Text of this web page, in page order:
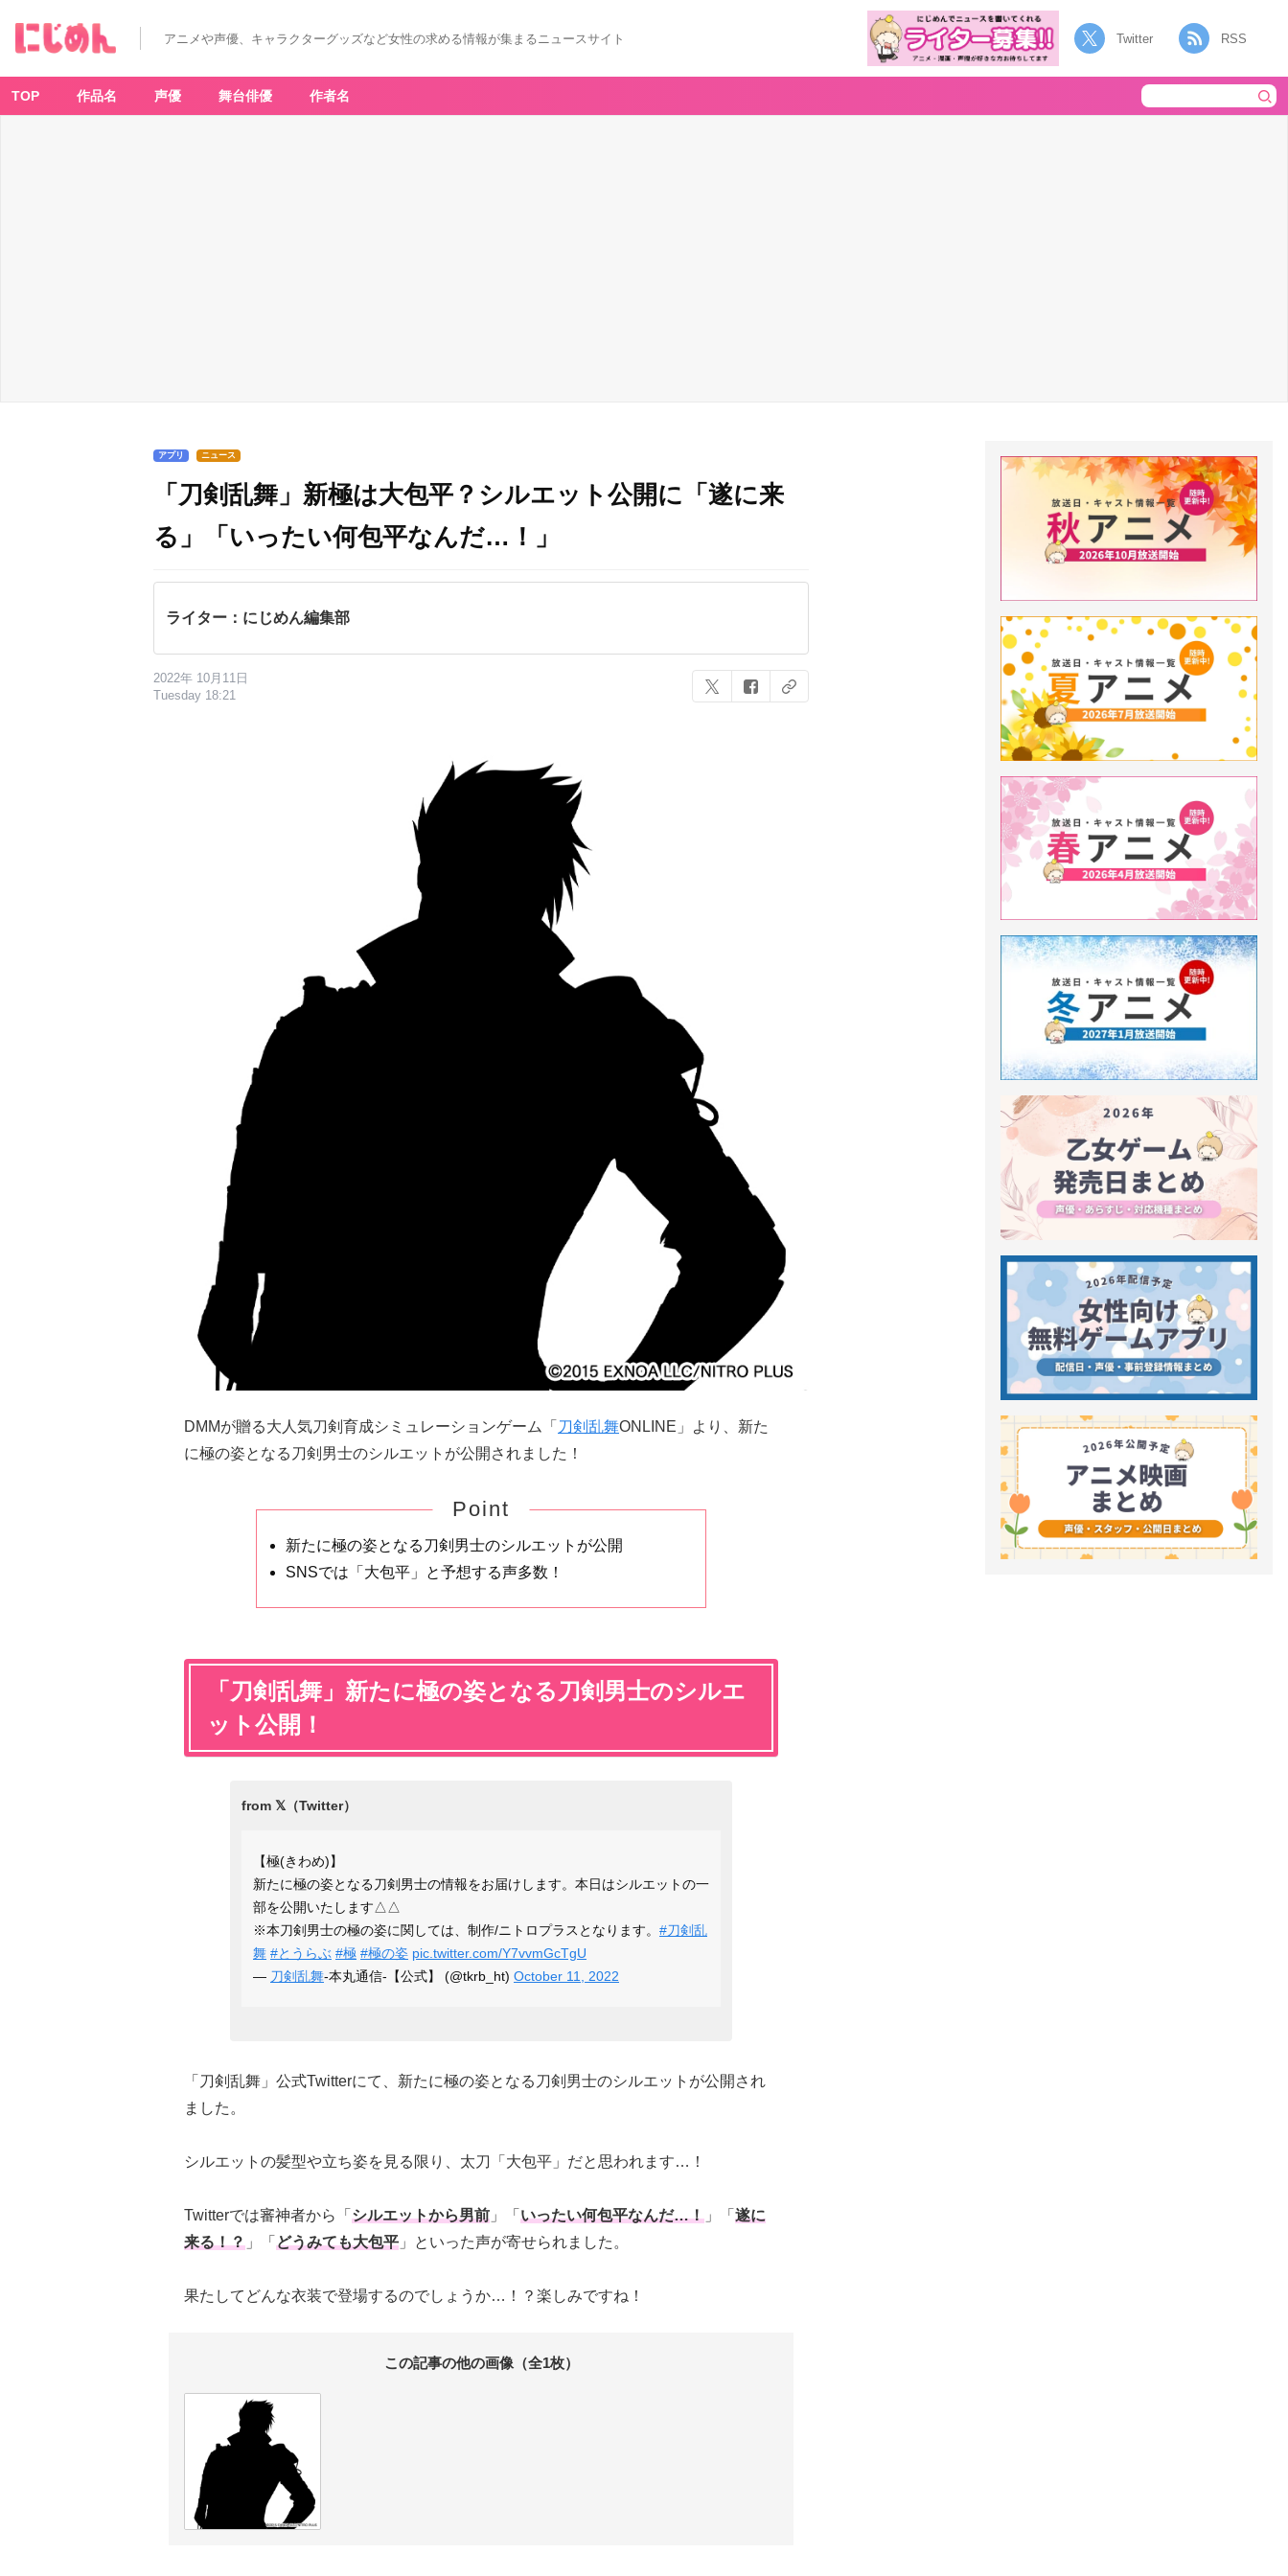
アニメや声優、キャラクターグッズなど女性の求める情報が集まるニュースサイト Twitter RSS
TOP 作品名 声優 舞台俳優 作者名
アプリ ニュース
「刀剣乱舞」新極は大包平？シルエット公開に「遂に来
る」「いったい何包平なんだ…！」
ライター：にじめん編集部
2022年 10月11日
Tuesday 18:21
DMMが贈る大人気刀剣育成シミュレーションゲーム「 刀剣乱舞ONLINE」より、新た
に極の姿となる刀剣男士のシルエットが公開されました！
Point
新たに極の姿となる刀剣男士のシルエットが公開
SNSでは「大包平」と予想する声多数！
「刀剣乱舞」新たに極の姿となる刀剣男士のシルエ
ット公開！
【極(きわめ)】
新たに極の姿となる刀剣男士の情報をお届けします。本日はシルエットの一
部を公開いたします△△
※本刀剣男士の極の姿に関しては、制作/ニトロプラスとなります。 #刀剣乱
舞 #とうらぶ #極 #極の姿 pic.twitter.com/Y7vvmGcTgU
— 刀剣乱舞-本丸通信-【公式】 (@tkrb_ht) October 11, 2022
「刀剣乱舞」公式Twitterにて、新たに極の姿となる刀剣男士のシルエットが公開され
ました。
シルエットの髪型や立ち姿を見る限り、太刀「大包平」だと思われます…！
Twitterでは審神者から「 シルエットから男前 」「 いったい何包平なんだ…！ 」「 遂に
来る！？ 」「 どうみても大包平 」といった声が寄せられました。
果たしてどんな衣装で登場するのでしょうか…！？楽しみですね！
この記事の他の画像（全1枚）